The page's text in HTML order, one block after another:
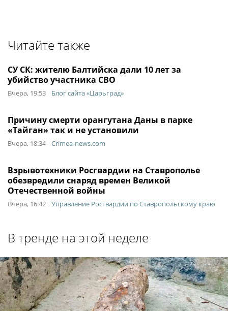
Читайте также
СУ СК: жителю Балтийска дали 10 лет за
убийство участника СВО
Вчера, 19:53 Блог сайта «Царьград»
Причину смерти орангутана Даны в парке
«Тайган» так и не установили
Вчера, 18:34 Crimea-news.com
Взрывотехники Росгвардии на Ставрополье
обезвредили снаряд времен Великой
Отечественной войны
Вчера, 16:42 Управление Росгвардии по Ставропольскому краю
В тренде на этой неделе